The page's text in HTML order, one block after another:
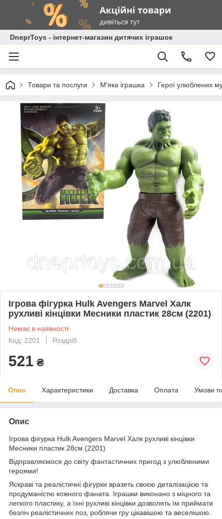
DneprToys - інтернет-магазин дитячих іграшок
Товари та послуги М'яка іграшка Герої улюблених
Ігрова фігурка Hulk Avengers Marvel Халк
рухливі кінцівки Месники пластик 28см (2201)
Немає в наявності
Код: 2201
Роздріб
521 ₴
Опис Характеристики Доставка Оплата Умови
Опис
Ігрова фігурка Hulk Avengers Marvel Халк рухливі кінцівки
Месники пластик 28см (2201)
Відправляємося до світу фантастичних пригод з улюбленими
героями!
Яскраві та реалістичні фігурки вразять своєю деталізацією та
продуманістю кожного фаната. Іграшки виконано з міцного та
легкого пластику, а їхні рухливі кінцівки дозволять їм приймати
безліч реалістичних поз, роблячи гру цікавішою та веселішою.